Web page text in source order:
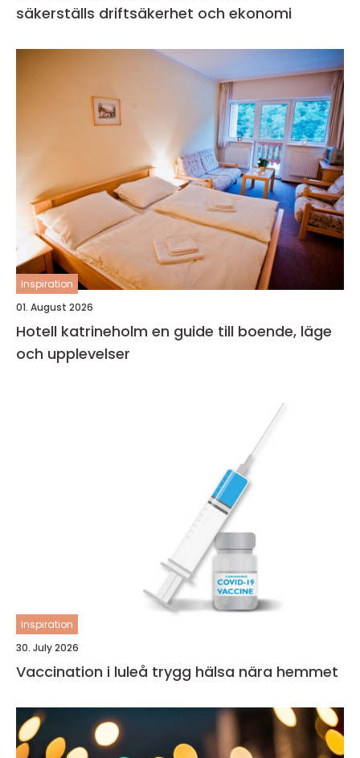
säkerställs driftsäkerhet och ekonomi
inspiration
01. August 2026
Hotell katrineholm en guide till boende, läge
och upplevelser
inspiration
30. July 2026
Vaccination i luleå trygg hälsa nära hemmet